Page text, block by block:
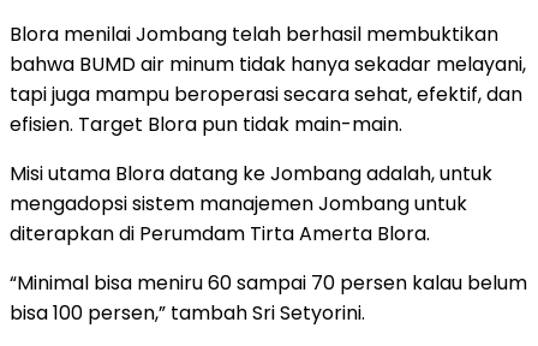
Blora menilai Jombang telah berhasil membuktikan
bahwa BUMD air minum tidak hanya sekadar melayani,
tapi juga mampu beroperasi secara sehat, efektif, dan
efisien. Target Blora pun tidak main-main.
Misi utama Blora datang ke Jombang adalah, untuk
mengadopsi sistem manajemen Jombang untuk
diterapkan di Perumdam Tirta Amerta Blora.
“Minimal bisa meniru 60 sampai 70 persen kalau belum
bisa 100 persen,” tambah Sri Setyorini.